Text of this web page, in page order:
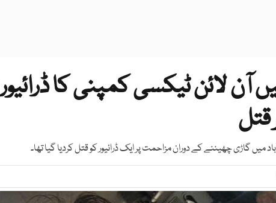
آن لائن ٹیکسی کمپنی کا
میں گاڑی چھیننے کے دوران مزاحمت پر ایک ڈرائیور کو قتل کردیا گیا تھا۔